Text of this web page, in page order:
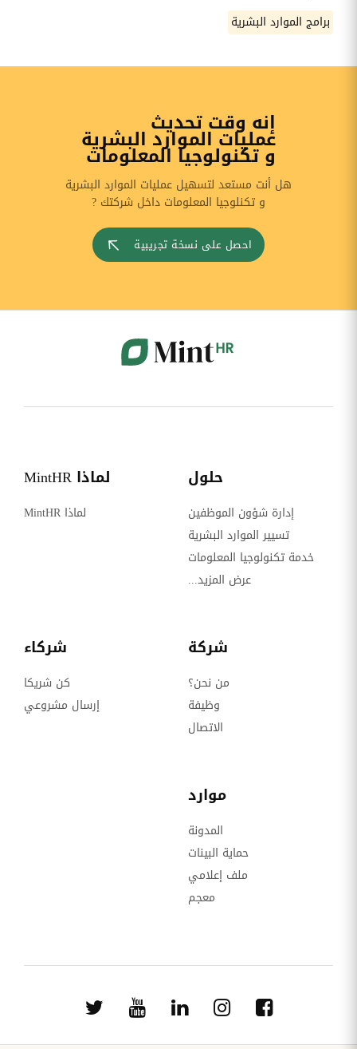
برامج الموارد البشرية
إنه وقت تحديث
عمليات الموارد البشرية
و تكنولوجيا المعلومات
هل أنت مستعد لتسهيل عمليات الموارد البشرية
و تكنلوجيا المعلومات داخل شركتك ?
احصل على نسخة تجريبية
حلول
إدارة شؤون الموظفين
تسيير الموارد البشرية
خدمة تكنولوجيا المعلومات
عرض المزيد...
لماذا MintHR
لماذا MintHR
شركة
من نحن؟
وظيفة
الاتصال
شركاء
كن شريكا
إرسال مشروعي
موارد
المدونة
حماية البينات
ملف إعلامي
معجم